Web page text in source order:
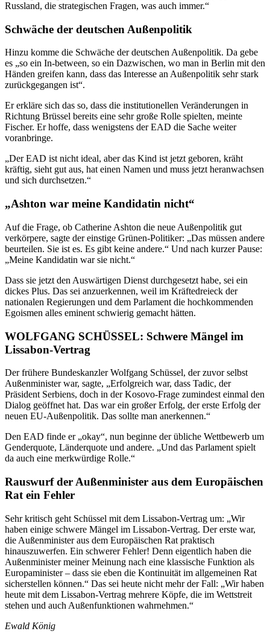
Russland, die strategischen Fragen, was auch immer.“
Schwäche der deutschen Außenpolitik
Hinzu komme die Schwäche der deutschen Außenpolitik. Da gebe
es „so ein In-between, so ein Dazwischen, wo man in Berlin mit den
Händen greifen kann, dass das Interesse an Außenpolitik sehr stark
zurückgegangen ist“.
Er erkläre sich das so, dass die institutionellen Veränderungen in
Richtung Brüssel bereits eine sehr große Rolle spielten, meinte
Fischer. Er hoffe, dass wenigstens der EAD die Sache weiter
voranbringe.
„Der EAD ist nicht ideal, aber das Kind ist jetzt geboren, kräht
kräftig, sieht gut aus, hat einen Namen und muss jetzt heranwachsen
und sich durchsetzen.“
„Ashton war meine Kandidatin nicht“
Auf die Frage, ob Catherine Ashton die neue Außenpolitik gut
verkörpere, sagte der einstige Grünen-Politiker: „Das müssen andere
beurteilen. Sie ist es. Es gibt keine andere.“ Und nach kurzer Pause:
„Meine Kandidatin war sie nicht.“
Dass sie jetzt den Auswärtigen Dienst durchgesetzt habe, sei ein
dickes Plus. Das sei anzuerkennen, weil im Kräftedreieck der
nationalen Regierungen und dem Parlament die hochkommenden
Egoismen alles eminent schwierig gemacht hätten.
WOLFGANG SCHÜSSEL: Schwere Mängel im
Lissabon-Vertrag
Der frühere Bundeskanzler Wolfgang Schüssel, der zuvor selbst
Außenminister war, sagte, „Erfolgreich war, dass Tadic, der
Präsident Serbiens, doch in der Kosovo-Frage zumindest einmal den
Dialog geöffnet hat. Das war ein großer Erfolg, der erste Erfolg der
neuen EU-Außenpolitik. Das sollte man anerkennen.“
Den EAD finde er „okay“, nun beginne der übliche Wettbewerb um
Genderquote, Länderquote und andere. „Und das Parlament spielt
da auch eine merkwürdige Rolle.“
Rauswurf der Außenminister aus dem Europäischen
Rat ein Fehler
Sehr kritisch geht Schüssel mit dem Lissabon-Vertrag um: „Wir
haben einige schwere Mängel im Lissabon-Vertrag. Der erste war,
die Außenminister aus dem Europäischen Rat praktisch
hinauszuwerfen. Ein schwerer Fehler! Denn eigentlich haben die
Außenminister meiner Meinung nach eine klassische Funktion als
Europaminister – dass sie eben die Kontinuität im allgemeinen Rat
sicherstellen können.“ Das sei heute nicht mehr der Fall: „Wir haben
heute mit dem Lissabon-Vertrag mehrere Köpfe, die im Wettstreit
stehen und auch Außenfunktionen wahrnehmen.“
Ewald König